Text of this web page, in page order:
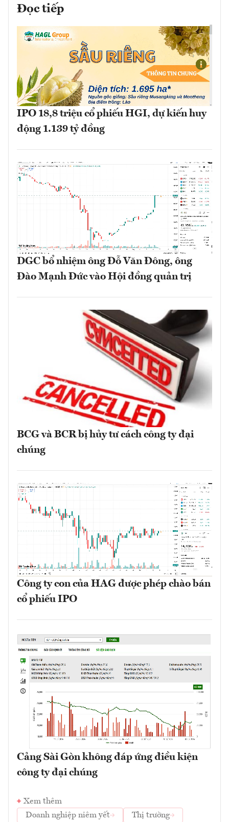
Đọc tiếp
IPO 18,8 triệu cổ phiếu HGI, dự kiến huy
động 1.139 tỷ đồng
DGC bổ nhiệm ông Đỗ Văn Đông, ông
Đào Mạnh Đức vào Hội đồng quản trị
BCG và BCR bị hủy tư cách công ty đại
chúng
Công ty con của HAG được phép chào bán
cổ phiếu IPO
Cảng Sài Gòn không đáp ứng điều kiện
công ty đại chúng
Xem thêm
Doanh nghiệp niêm yết
Thị trường